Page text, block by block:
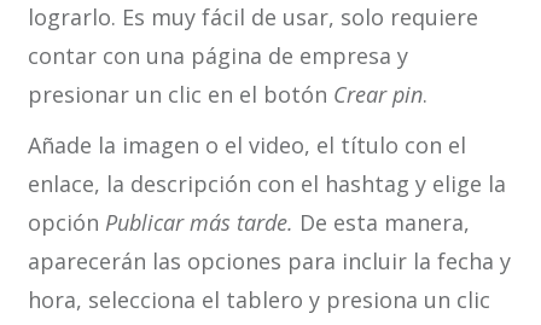
lograrlo. Es muy fácil de usar, solo requiere
contar con una página de empresa y
presionar un clic en el botón Crear pin.
Añade la imagen o el video, el título con el
enlace, la descripción con el hashtag y elige la
opción Publicar más tarde. De esta manera,
aparecerán las opciones para incluir la fecha y
hora, selecciona el tablero y presiona un clic